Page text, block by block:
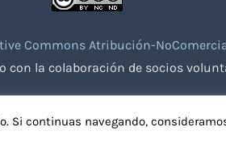
Commons Atribución-
con la colaboración de socios
Si continuas navegando,